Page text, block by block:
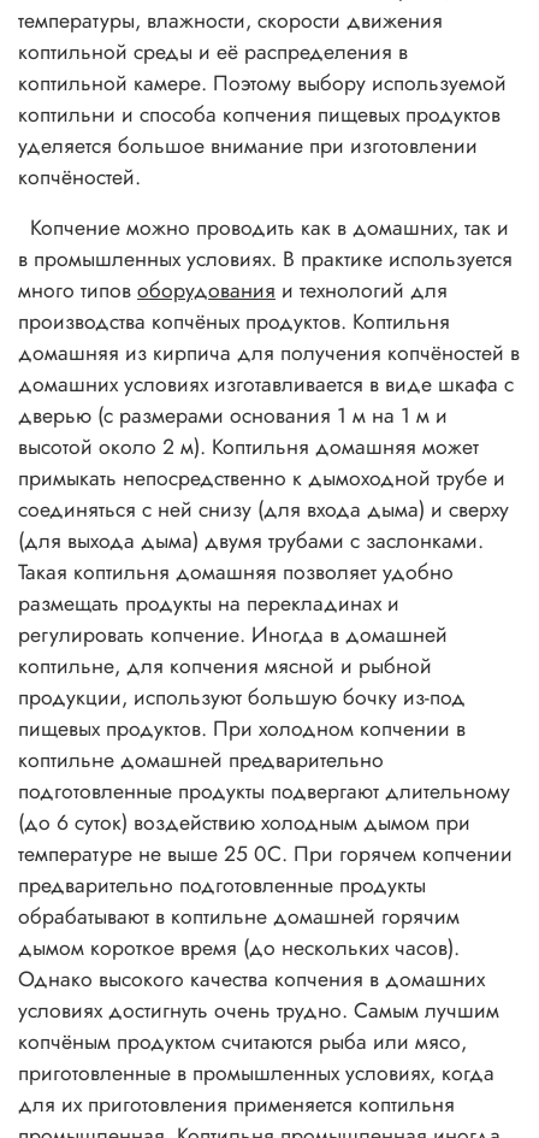
температуры, влажности, скорости движения
коптильной среды и её распределения в
коптильной камере. Поэтому выбору используемой
коптильни и способа копчения пищевых продуктов
уделяется большое внимание при изготовлении
копчёностей.
Копчение можно проводить как в домашних, так и
в промышленных условиях. В практике используется
много типовоборудования и технологий для
производства копчёных продуктов. Коптильня
домашняя из кирпича для получения копчёностей в
домашних условиях изготавливается в виде шкафа с
дверью (с размерами основания 1 м на 1 м и
высотой около 2 м). Коптильня домашняя может
примыкать непосредственно к дымоходной трубе и
соединяться с ней снизу (для входа дыма) и сверху
(для выхода дыма) двумя трубами с заслонками.
Такая коптильня домашняя позволяет удобно
размещать продукты на перекладинах и
регулировать копчение. Иногда в домашней
коптильне, для копчения мясной и рыбной
продукции, используют большую бочку из-под
пищевых продуктов. При холодном копчении в
коптильне домашней предварительно
подготовленные продукты подвергают длительному
(до 6 суток) воздействию холодным дымом при
температуре не выше 25 0С. При горячем копчении
предварительно подготовленные продукты
обрабатывают в коптильне домашней горячим
дымом короткое время (до нескольких часов).
Однако высокого качества копчения в домашних
условиях достигнуть очень трудно. Самым лучшим
копчёным продуктом считаются рыба или мясо,
приготовленные в промышленных условиях, когда
для их приготовления применяется коптильня